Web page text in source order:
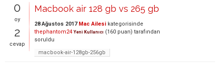
0
oy
2
cevap
Macbook air 128 gb vs 265 gb
28 Ağustos 2017 Mac Ailesi kategorisinde
thephantom24 Yeni Kullanıcı (160 puan) tarafından
soruldu
macbook-air-128gb-256gb